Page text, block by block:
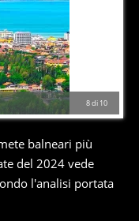
8di 10
balneari più
del 2024 vede
l'analisi portata